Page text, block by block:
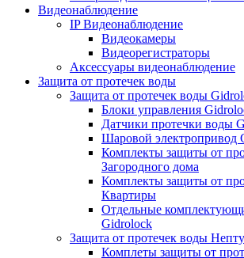
Видеонаблюдение
IP Видеонаблюдение
Видеокамеры
Видеорегистраторы
Аксессуары видеонаблюдение
Защита от протечек воды
Защита от протечек воды
Блоки управления
Датчики протечки воды
Шаровой электропривод
Комплекты защиты от
Загородного дома
Комплекты защиты от
Квартиры
Отдельные
Gidrolock
Защита от протечек воды
Комплеты защиты от